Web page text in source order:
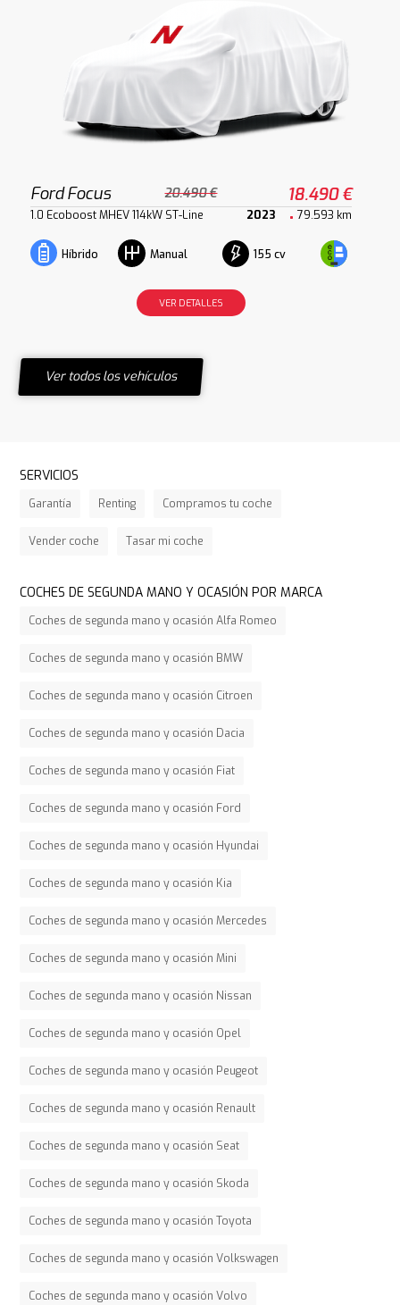
Ford Focus 20.490 € 18.490 €
1.0 Ecoboost MHEV 114kW ST-Line 2023 79.593 km
Híbrido Manual 155 cv
VER DETALLES
Ver todos los vehículos
SERVICIOS
Garantía Renting Compramos tu coche
Vender coche Tasar mi coche
COCHES DE SEGUNDA MANO Y OCASIÓN POR MARCA
Coches de segunda mano y ocasión Alfa Romeo
Coches de segunda mano y ocasión BMW
Coches de segunda mano y ocasión Citroen
Coches de segunda mano y ocasión Dacia
Coches de segunda mano y ocasión Fiat
Coches de segunda mano y ocasión Ford
Coches de segunda mano y ocasión Hyundai
Coches de segunda mano y ocasión Kia
Coches de segunda mano y ocasión Mercedes
Coches de segunda mano y ocasión Mini
Coches de segunda mano y ocasión Nissan
Coches de segunda mano y ocasión Opel
Coches de segunda mano y ocasión Peugeot
Coches de segunda mano y ocasión Renault
Coches de segunda mano y ocasión Seat
Coches de segunda mano y ocasión Skoda
Coches de segunda mano y ocasión Toyota
Coches de segunda mano y ocasión Volkswagen
Coches de segunda mano y ocasión Volvo